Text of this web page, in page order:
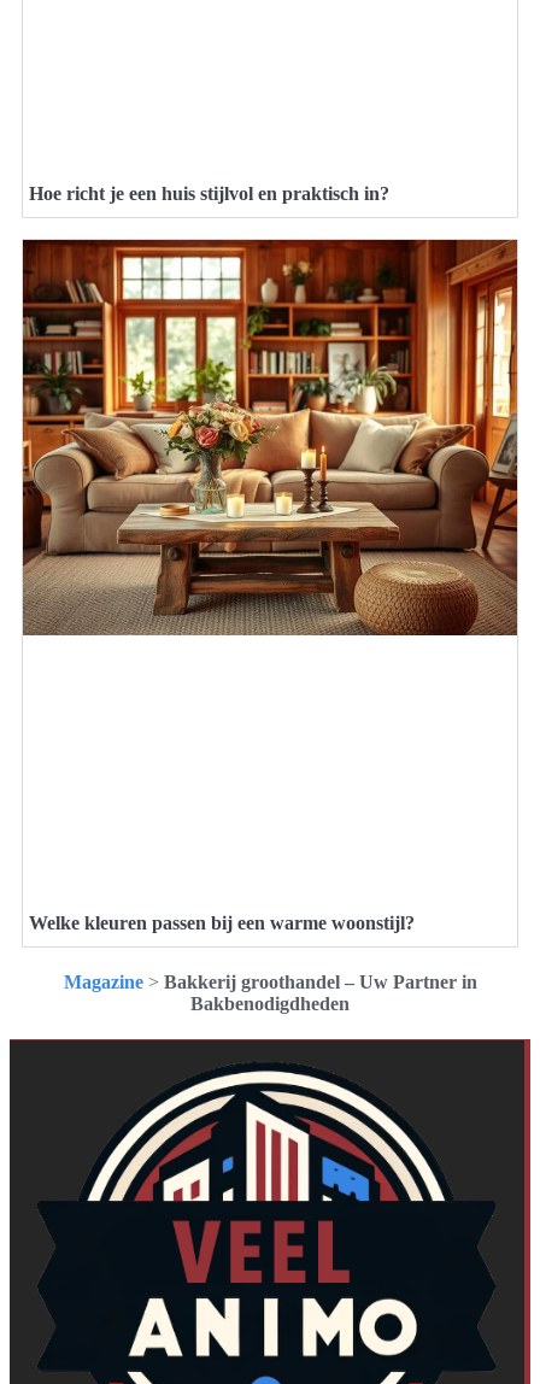
Hoe richt je een huis stijlvol en praktisch in?
Welke kleuren passen bij een warme woonstijl?
Magazine> Bakkerij groothandel – Uw Partner in
Bakbenodigdheden